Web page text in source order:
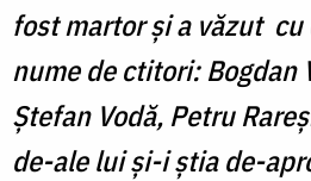
fost martor și a văzut
nume de ctitori: Bogdan
Ștefan Vodă, Petru
de-ale lui și-i știa de-